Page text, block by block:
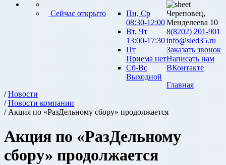
Сейчас открыто
Пн, Ср
08:30-12:00
Вт, Чт
13:00-17:30
Пт
Приема нет
Сб-Вс
Выходной
Череповец,
Менделеева 10
8(8202) 201-901
info@sled35.ru
Заказать звонок
Написать нам
ВКонтакте
Главная
/Новости
/Новости компании
/ Акция по «РазДельному сбору» продолжается
Акция по «РазДельному
сбору» продолжается